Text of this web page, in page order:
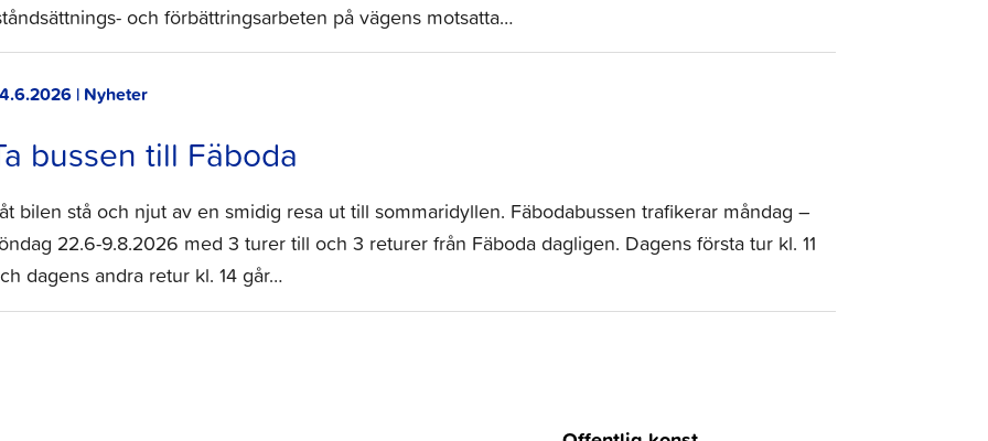
och förbättringsarbeten på vägens motsatta…
| Nyheter
bussen till Fäboda
bilen stå och njut av en smidig resa ut till sommaridyllen. Fäbodabussen trafikerar måndag –
22.6-9.8.2026 med 3 turer till och 3 returer från Fäboda dagligen. Dagens första tur kl. 11
dagens andra retur kl. 14 går…